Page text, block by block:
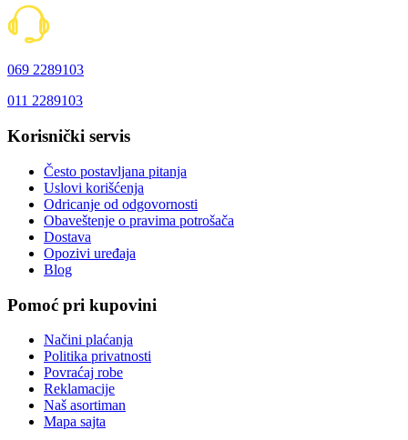
069 2289103
011 2289103
Korisnički servis
Često postavljana pitanja
Uslovi korišćenja
Odricanje od odgovornosti
Obaveštenje o pravima potrošača
Dostava
Opozivi uređaja
Blog
Pomoć pri kupovini
Načini plaćanja
Politika privatnosti
Povraćaj robe
Reklamacije
Naš asortiman
Mapa sajta